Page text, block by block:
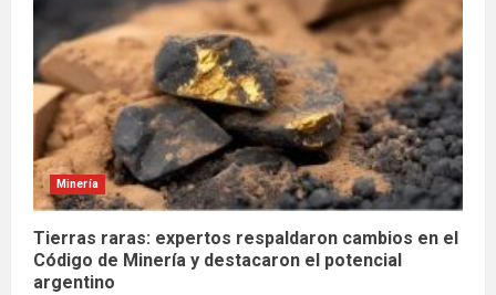
Minería
Tierras raras: expertos respaldaron cambios en el
Código de Minería y destacaron el potencial
argentino